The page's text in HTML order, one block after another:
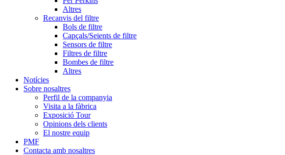
Altres
Recanvis del filtre
Bols de filtre
Capçals/Seients de filtre
Sensors de filtre
Filtres de filtre
Bombes de filtre
Altres
Notícies
Sobre nosaltres
Perfil de la companyia
Visita a la fàbrica
Exposició Tour
Opinions dels clients
El nostre equip
PMF
Contacta amb nosaltres